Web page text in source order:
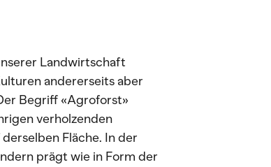
Landwirtschaft
andererseits aber
Begriff «Agroforst»
verholzenden
Fläche. In der
prägt wie in Form der